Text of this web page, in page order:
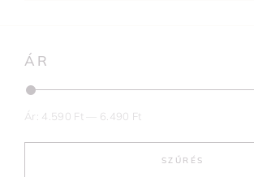
ÁR
SZŰRÉS
Ár: 4.590 Ft 6.490 Ft